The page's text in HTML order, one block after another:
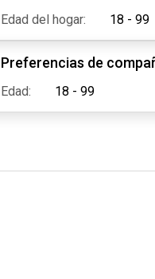
Edad del hogar: 18 - 99
Preferencias de
Edad: 18 - 99